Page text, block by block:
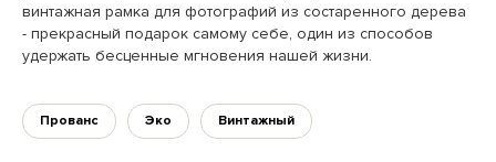
винтажная рамка для фотографий из состаренного дерева
- прекрасный подарок самому себе, один из способов
удержать бесценные мгновения нашей жизни.
Прованс Эко Винтажный